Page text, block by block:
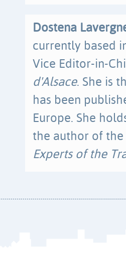
Dostena
currently based
Vice Editor-in-
d'Alsace. She is
has been
Europe. She
the author of
Experts of the